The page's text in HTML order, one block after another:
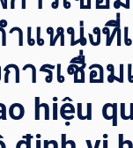
แหน่งที่
ารเชื่อ
hiệu